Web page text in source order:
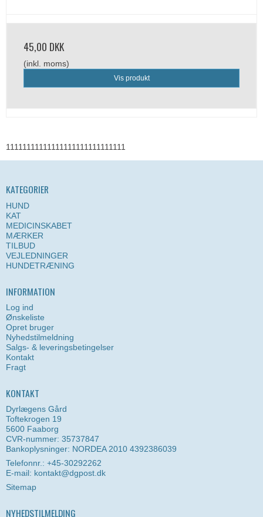
45,00 DKK
(inkl. moms)
Vis produkt
11111111111111111111111111111
KATEGORIER
HUND
KAT
MEDICINSKABET
MÆRKER
TILBUD
VEJLEDNINGER
HUNDETRÆNING
INFORMATION
Log ind
Ønskeliste
Opret bruger
Nyhedstilmeldning
Salgs- & leveringsbetingelser
Kontakt
Fragt
KONTAKT
Dyrlægens Gård
Toftekrogen 19
5600 Faaborg
CVR-nummer: 35737847
Bankoplysninger: NORDEA 2010 4392386039
Telefonnr.: +45-30292262
E-mail: kontakt@dgpost.dk
Sitemap
NYHEDSTILMELDING